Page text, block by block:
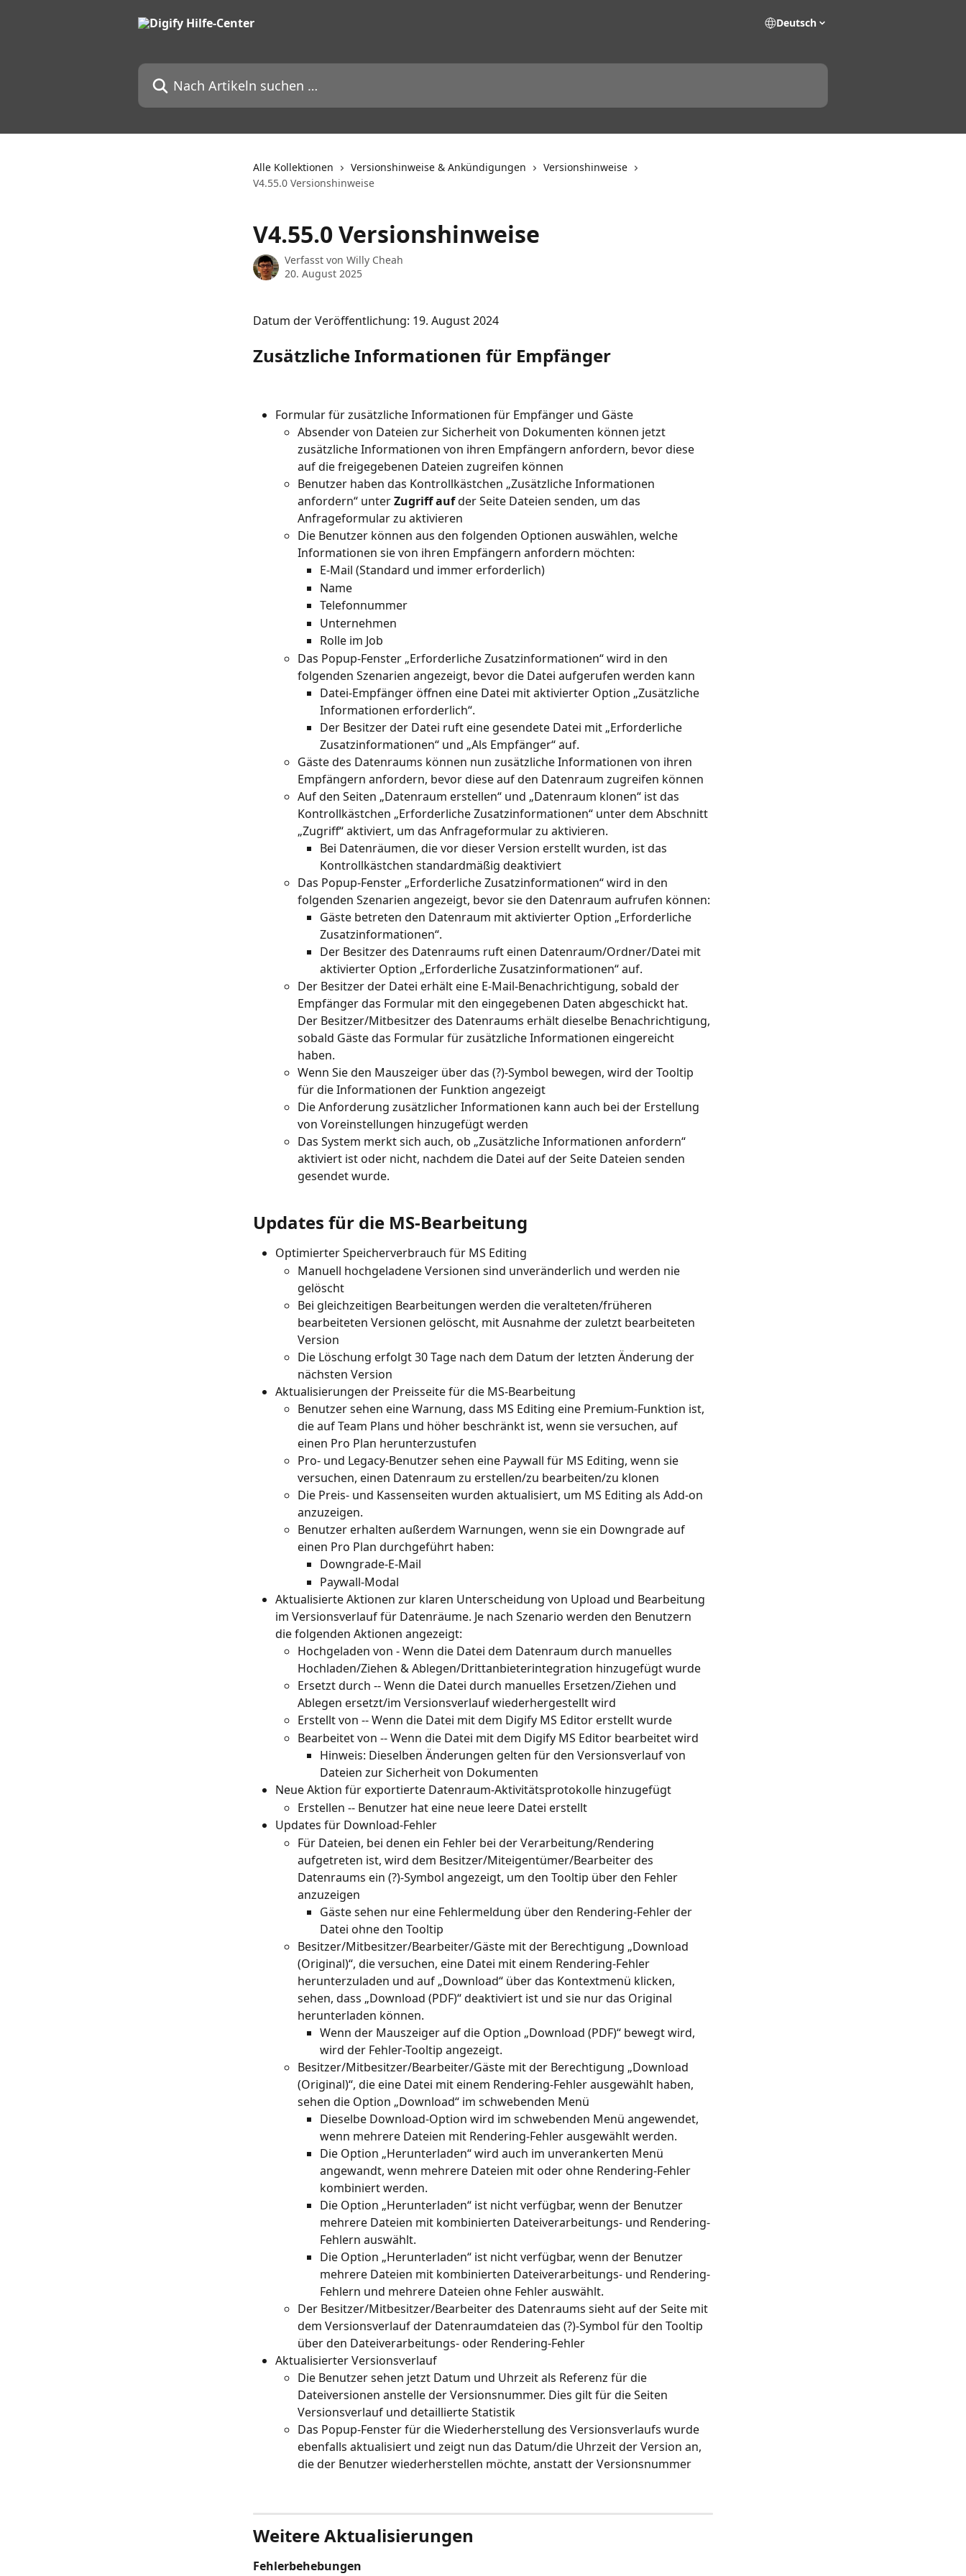
Deutsch
Nach Artikeln suchen …
Alle Kollektionen Versionshinweise & Ankündigungen
Versionshinweise
V4.55.0 Versionshinweise
V4.55.0 Versionshinweise
Verfasst von Willy Cheah
20. August 2025
Datum der Veröffentlichung: 19. August 2024
Zusätzliche Informationen für Empfänger
Formular für zusätzliche Informationen für Empfänger und Gäste
Absender von Dateien zur Sicherheit von Dokumenten können jetzt
zusätzliche Informationen von ihren Empfängern anfordern, bevor diese
auf die freigegebenen Dateien zugreifen können
Benutzer haben das Kontrollkästchen „Zusätzliche Informationen
anfordern“ unter Zugriff auf der Seite Dateien senden, um das
Anfrageformular zu aktivieren
Die Benutzer können aus den folgenden Optionen auswählen, welche
Informationen sie von ihren Empfängern anfordern möchten:
E-Mail (Standard und immer erforderlich)
Name
Telefonnummer
Unternehmen
Rolle im Job
Das Popup-Fenster „Erforderliche Zusatzinformationen“ wird in den
folgenden Szenarien angezeigt, bevor die Datei aufgerufen werden kann
Datei-Empfänger öffnen eine Datei mit aktivierter Option „Zusätzliche
Informationen erforderlich“.
Der Besitzer der Datei ruft eine gesendete Datei mit „Erforderliche
Zusatzinformationen“ und „Als Empfänger“ auf.
Gäste des Datenraums können nun zusätzliche Informationen von ihren
Empfängern anfordern, bevor diese auf den Datenraum zugreifen können
Auf den Seiten „Datenraum erstellen“ und „Datenraum klonen“ ist das
Kontrollkästchen „Erforderliche Zusatzinformationen“ unter dem Abschnitt
„Zugriff“ aktiviert, um das Anfrageformular zu aktivieren.
Bei Datenräumen, die vor dieser Version erstellt wurden, ist das
Kontrollkästchen standardmäßig deaktiviert
Das Popup-Fenster „Erforderliche Zusatzinformationen“ wird in den
folgenden Szenarien angezeigt, bevor sie den Datenraum aufrufen können:
Gäste betreten den Datenraum mit aktivierter Option „Erforderliche
Zusatzinformationen“.
Der Besitzer des Datenraums ruft einen Datenraum/Ordner/Datei mit
aktivierter Option „Erforderliche Zusatzinformationen“ auf.
Der Besitzer der Datei erhält eine E-Mail-Benachrichtigung, sobald der
Empfänger das Formular mit den eingegebenen Daten abgeschickt hat.
Der Besitzer/Mitbesitzer des Datenraums erhält dieselbe Benachrichtigung,
sobald Gäste das Formular für zusätzliche Informationen eingereicht
haben.
Wenn Sie den Mauszeiger über das (?)-Symbol bewegen, wird der Tooltip
für die Informationen der Funktion angezeigt
Die Anforderung zusätzlicher Informationen kann auch bei der Erstellung
von Voreinstellungen hinzugefügt werden
Das System merkt sich auch, ob „Zusätzliche Informationen anfordern“
aktiviert ist oder nicht, nachdem die Datei auf der Seite Dateien senden
gesendet wurde.
Updates für die MS-Bearbeitung
Optimierter Speicherverbrauch für MS Editing
Manuell hochgeladene Versionen sind unveränderlich und werden nie
gelöscht
Bei gleichzeitigen Bearbeitungen werden die veralteten/früheren
bearbeiteten Versionen gelöscht, mit Ausnahme der zuletzt bearbeiteten
Version
Die Löschung erfolgt 30 Tage nach dem Datum der letzten Änderung der
nächsten Version
Aktualisierungen der Preisseite für die MS-Bearbeitung
Benutzer sehen eine Warnung, dass MS Editing eine Premium-Funktion ist,
die auf Team Plans und höher beschränkt ist, wenn sie versuchen, auf
einen Pro Plan herunterzustufen
Pro- und Legacy-Benutzer sehen eine Paywall für MS Editing, wenn sie
versuchen, einen Datenraum zu erstellen/zu bearbeiten/zu klonen
Die Preis- und Kassenseiten wurden aktualisiert, um MS Editing als Add-on
anzuzeigen.
Benutzer erhalten außerdem Warnungen, wenn sie ein Downgrade auf
einen Pro Plan durchgeführt haben:
Downgrade-E-Mail
Paywall-Modal
Aktualisierte Aktionen zur klaren Unterscheidung von Upload und Bearbeitung
im Versionsverlauf für Datenräume. Je nach Szenario werden den Benutzern
die folgenden Aktionen angezeigt:
Hochgeladen von - Wenn die Datei dem Datenraum durch manuelles
Hochladen/Ziehen & Ablegen/Drittanbieterintegration hinzugefügt wurde
Ersetzt durch -- Wenn die Datei durch manuelles Ersetzen/Ziehen und
Ablegen ersetzt/im Versionsverlauf wiederhergestellt wird
Erstellt von -- Wenn die Datei mit dem Digify MS Editor erstellt wurde
Bearbeitet von -- Wenn die Datei mit dem Digify MS Editor bearbeitet wird
Hinweis: Dieselben Änderungen gelten für den Versionsverlauf von
Dateien zur Sicherheit von Dokumenten
Neue Aktion für exportierte Datenraum-Aktivitätsprotokolle hinzugefügt
Erstellen -- Benutzer hat eine neue leere Datei erstellt
Updates für Download-Fehler
Für Dateien, bei denen ein Fehler bei der Verarbeitung/Rendering
aufgetreten ist, wird dem Besitzer/Miteigentümer/Bearbeiter des
Datenraums ein (?)-Symbol angezeigt, um den Tooltip über den Fehler
anzuzeigen
Gäste sehen nur eine Fehlermeldung über den Rendering-Fehler der
Datei ohne den Tooltip
Besitzer/Mitbesitzer/Bearbeiter/Gäste mit der Berechtigung „Download
(Original)“, die versuchen, eine Datei mit einem Rendering-Fehler
herunterzuladen und auf „Download“ über das Kontextmenü klicken,
sehen, dass „Download (PDF)“ deaktiviert ist und sie nur das Original
herunterladen können.
Wenn der Mauszeiger auf die Option „Download (PDF)“ bewegt wird,
wird der Fehler-Tooltip angezeigt.
Besitzer/Mitbesitzer/Bearbeiter/Gäste mit der Berechtigung „Download
(Original)“, die eine Datei mit einem Rendering-Fehler ausgewählt haben,
sehen die Option „Download“ im schwebenden Menü
Dieselbe Download-Option wird im schwebenden Menü angewendet,
wenn mehrere Dateien mit Rendering-Fehler ausgewählt werden.
Die Option „Herunterladen“ wird auch im unverankerten Menü
angewandt, wenn mehrere Dateien mit oder ohne Rendering-Fehler
kombiniert werden.
Die Option „Herunterladen“ ist nicht verfügbar, wenn der Benutzer
mehrere Dateien mit kombinierten Dateiverarbeitungs- und Rendering-
Fehlern auswählt.
Die Option „Herunterladen“ ist nicht verfügbar, wenn der Benutzer
mehrere Dateien mit kombinierten Dateiverarbeitungs- und Rendering-
Fehlern und mehrere Dateien ohne Fehler auswählt.
Der Besitzer/Mitbesitzer/Bearbeiter des Datenraums sieht auf der Seite mit
dem Versionsverlauf der Datenraumdateien das (?)-Symbol für den Tooltip
über den Dateiverarbeitungs- oder Rendering-Fehler
Aktualisierter Versionsverlauf
Die Benutzer sehen jetzt Datum und Uhrzeit als Referenz für die
Dateiversionen anstelle der Versionsnummer. Dies gilt für die Seiten
Versionsverlauf und detaillierte Statistik
Das Popup-Fenster für die Wiederherstellung des Versionsverlaufs wurde
ebenfalls aktualisiert und zeigt nun das Datum/die Uhrzeit der Version an,
die der Benutzer wiederherstellen möchte, anstatt der Versionsnummer
Weitere Aktualisierungen
Fehlerbehebungen